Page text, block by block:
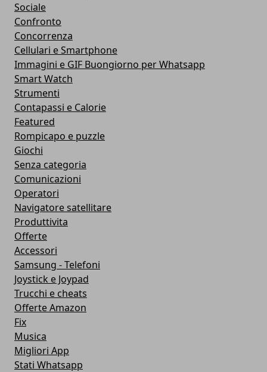
Sociale
Confronto
Concorrenza
Cellulari e Smartphone
Immagini e GIF Buongiorno per Whatsapp
Smart Watch
Strumenti
Contapassi e Calorie
Featured
Rompicapo e puzzle
Giochi
Senza categoria
Comunicazioni
Operatori
Navigatore satellitare
Produttivita
Offerte
Accessori
Samsung - Telefoni
Joystick e Joypad
Trucchi e cheats
Offerte Amazon
Fix
Musica
Migliori App
Stati Whatsapp